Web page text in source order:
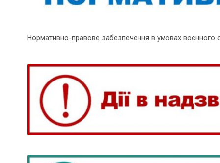
Нормативно-правове забезпечення в умовах воєнного